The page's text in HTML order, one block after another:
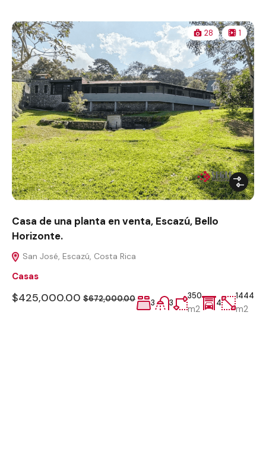
28 1
Casa de una planta en venta, Escazú, Bello
Horizonte.
San José, Escazú, Costa Rica
Casas
$425,000.00 $672,000.00 3 3
350
m2
4
1444
m2